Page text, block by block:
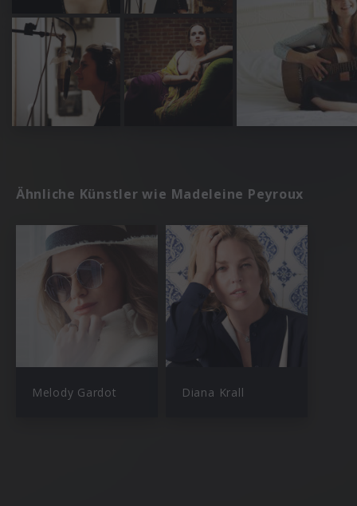
Ähnliche Künstler wie Madeleine Peyroux
Melody Gardot Diana Krall